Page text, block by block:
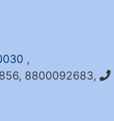
,
8800092683,